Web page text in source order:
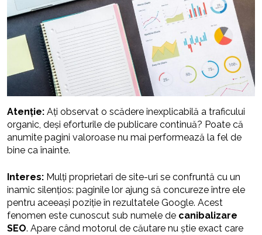
Atenție: Ați observat o scădere inexplicabilă a traficului
organic, deși eforturile de publicare continuă? Poate că
anumite pagini valoroase nu mai performează la fel de
bine ca înainte.
Interes: Mulți proprietari de site-uri se confruntă cu un
inamic silențios: paginile lor ajung să concureze între ele
pentru aceeași poziție în rezultatele Google. Acest
fenomen este cunoscut sub numele de canibalizare
SEO. Apare când motorul de căutare nu știe exact care